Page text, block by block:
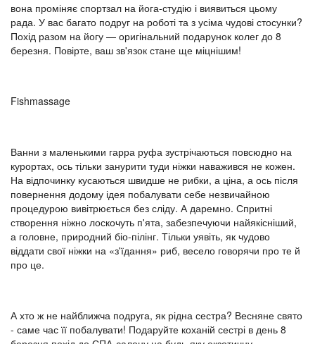
вона проміняє спортзал на йога-студію і виявиться цьому
рада. У вас багато подруг на роботі та з усіма чудові стосунки?
Похід разом на йогу — оригінальний подарунок колег до 8
березня. Повірте, ваш зв'язок стане ще міцнішим!
Fishmassage
Ванни з маленькими гарра руфа зустрічаються повсюдно на
курортах, ось тільки занурити туди ніжки наважився не кожен.
На відпочинку кусаються швидше не рибки, а ціна, а ось після
повернення додому ідея побалувати себе незвичайною
процедурою вивітрюється без сліду. А даремно. Спритні
створення ніжно лоскочуть п'ята, забезпечуючи найякісніший,
а головне, природний біо-пілінг. Тільки уявіть, як чудово
віддати свої ніжки на «з'їдання» риб, весело говорячи про те й
про це.
А хто ж не найближча подруга, як рідна сестра? Весняне свято
- саме час її побалувати! Подаруйте коханій сестрі в день 8